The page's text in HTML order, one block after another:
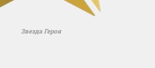
Звезда Героя